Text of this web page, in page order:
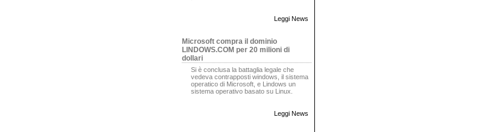
Leggi News
Microsoft compra il dominio
LINDOWS.COM per 20 milioni di
dollari
Si è conclusa la battaglia legale che
vedeva contrapposti windows, il sistema
operatico di Microsoft, e Lindows un
sistema operativo basato su Linux.
Leggi News